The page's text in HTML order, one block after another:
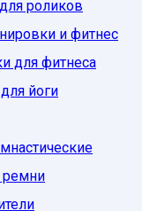
роликов
и фитнес
для фитнеса
йоги
ремни